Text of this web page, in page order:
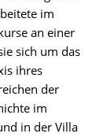
im
an einer
sich um das
ihres
der
im
in der Villa